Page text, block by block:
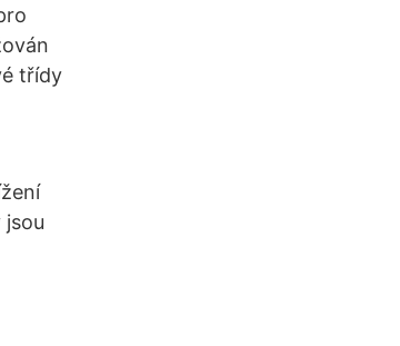
třídy